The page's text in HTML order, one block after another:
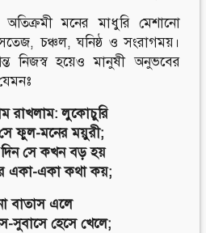
মনের মাধুরি মেশানো
চঞ্চল, ঘনিষ্ঠ ও সংরাগময়।
নিজস্ব হয়েও মানুষী অনুভবের
রাখলাম: লুকোচুরি
ফুল-মনের ময়ুরী;
দিন সে কখন বড় হয়
একা-একা কথা কয়;
বাতাস এলে
সুবাসে হেসে খেলে;